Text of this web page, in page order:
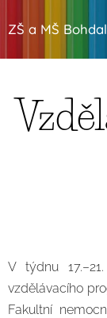
ZŠ a MŠ
V týdnu
vzdělávacího
Fakultní